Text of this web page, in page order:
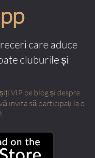
care aduce
cluburile și
VIP pe blog și despre
invita să participați la o